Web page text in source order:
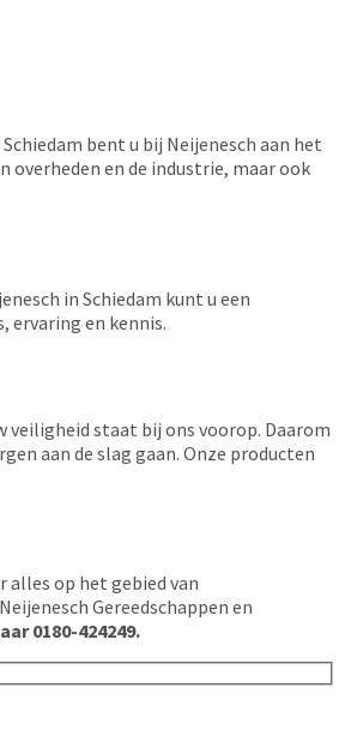
bent u bij Neijenesch aan het
overheden en de industrie, maar ook
in Schiedam kunt u een
ervaring en kennis.
veiligheid staat bij ons voorop. Daarom
aan de slag gaan. Onze producten
alles op het gebied van
Gereedschappen en
0180-424249.